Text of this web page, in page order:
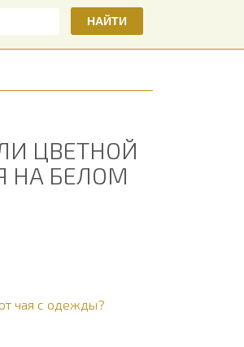
НАЙТИ
ЦВЕТНОЙ
НА БЕЛОМ
чая с одежды?